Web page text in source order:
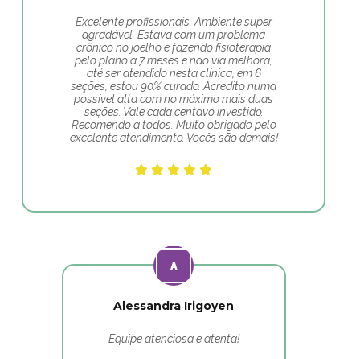
Excelente profissionais. Ambiente super
agradável. Estava com um problema
crônico no joelho e fazendo fisioterapia
pelo plano a 7 meses e não via melhora,
até ser atendido nesta clínica, em 6
seções, estou 90% curado. Acredito numa
possível alta com no máximo mais duas
seções. Vale cada centavo investido.
Recomendo a todos. Muito obrigado pelo
excelente atendimento. Vocês são demais!
Alessandra Irigoyen
Equipe atenciosa e atenta!